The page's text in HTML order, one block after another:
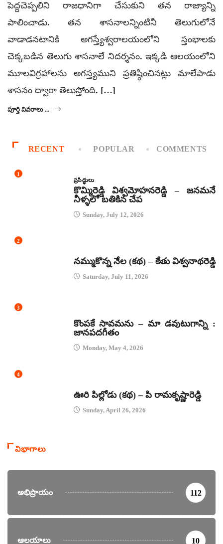
పెద్దచెప్పలిని రాజధానిగా చేసుకుని తన రాజ్యాన్ని
పాలించాడు. తన శాసనాలన్నింటినీ తెలుగులోనే
వాడాడనటానికి అగస్త్యేశ్వరాలయంలోని స్తంభాలకు
చెక్కబడిన తెలుగు శాసనాలే నిదర్శనం. ఇక్కడి ఆలయంలోని
మూలవిగ్రహాలను అగస్త్యముని ప్రతిష్ఠించినట్లు మాలేపాడు
శాసనం ద్వారా తెలుస్తోంది. […]
పూర్తి వివరాలు ...
RECENT POPULAR COMMENTS
1
ప్రసిద్ధులు
కొమ్మిరెడ్డి విశ్వమోహనరెడ్డి – జనమనే
నీళ్ళలో బతికిన చేప
Sunday, July 12, 2026
2
నమ్ముకొన్న నేల (కథ) – కేతు విశ్వనాథరెడ్డి
Saturday, July 11, 2026
3
కొంపకే సావమను – మా డవుటుగాన్ని :
జానపదగీతం
Monday, May 4, 2026
4
ఊరి పిల్లోడు (కథ) – పి రామకృష్ణారెడ్డి
Sunday, April 26, 2026
విభాగాలు
అభిప్రాయం 112
ఆలయాలు 10